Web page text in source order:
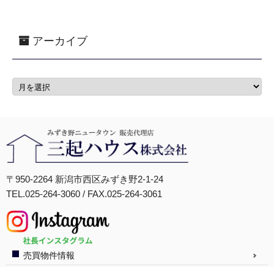
アーカイブ
〒950-2264 新潟市西区みずき野2-1-24
TEL.025-264-3060 / FAX.025-264-3061
売買物件情報